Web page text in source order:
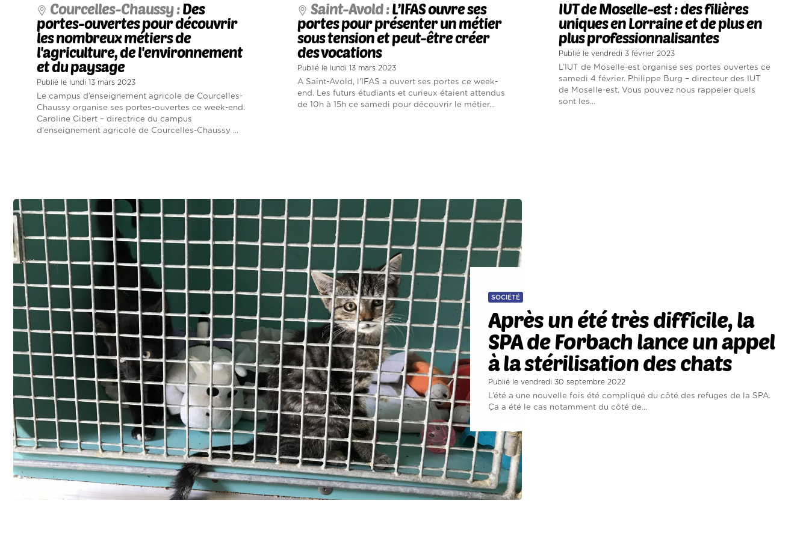
Courcelles-Chaussy :Des
portes-ouvertes pour découvrir
les nombreux métiers de
l'agriculture, de l'environnement
et du paysage
Publié le lundi 13 mars 2023
Le campus d’enseignement agricole de Courcelles-
Chaussy organise ses portes-ouvertes ce week-end.
Caroline Cibert – directrice du campus
d'enseignement agricole de Courcelles-Chaussy ...
Saint-Avold :L’IFAS ouvre ses
portes pour présenter un métier
sous tension et peut-être créer
des vocations
Publié le lundi 13 mars 2023
A Saint-Avold, l'IFAS a ouvert ses portes ce week-
end. Les futurs étudiants et curieux étaient attendus
de 10h à 15h ce samedi pour découvrir le métier...
IUT de Moselle-est : des filières
uniques en Lorraine et de plus en
plus professionnalisantes
Publié le vendredi 3 février 2023
L’IUT de Moselle-est organise ses portes ouvertes ce
samedi 4 février. Philippe Burg – directeur des IUT
de Moselle-est. Vous pouvez nous rappeler quels
sont les...
SOCIÉTÉ
Après un été très difficile, la
SPA de Forbach lance un appel
à la stérilisation des chats
Publié le vendredi 30 septembre 2022
L’été a une nouvelle fois été compliqué du côté des refuges de la SPA.
Ça a été le cas notamment du côté de...